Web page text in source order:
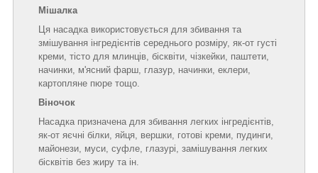
Мішалка
Ця насадка використовується для збивання та
змішування інгредієнтів середнього розміру, як-от густі
креми, тісто для млинців, бісквіти, чізкейки, паштети,
начинки, м'ясний фарш, глазур, начинки, еклери,
картопляне пюре тощо.
Віночок
Насадка призначена для збивання легких інгредієнтів,
як-от яєчні білки, яйця, вершки, готові креми, пудинги,
майонези, муси, суфле, глазурі, замішування легких
бісквітів без жиру та ін.